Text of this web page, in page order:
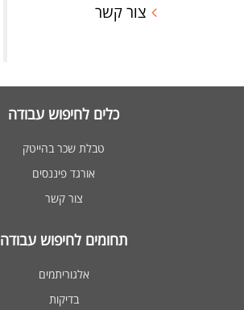
צור קשר
כלים לחיפוש עבודה
טבלת שכר בהייטק
אורגד פיננסים
צור קשר
תחומים לחיפוש עבודה
אלגוריתמים
בדיקות